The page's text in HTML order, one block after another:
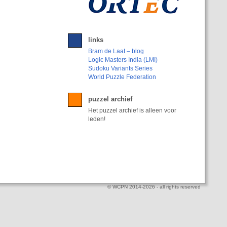
links
Bram de Laat – blog
Logic Masters India (LMI)
Sudoku Variants Series
World Puzzle Federation
puzzel archief
Het puzzel archief is alleen voor
leden!
© WCPN 2014-2026 - all rights reserved